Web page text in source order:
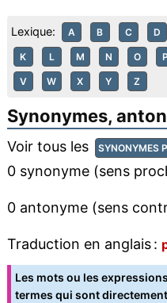
Lexique: A B C D
K L M N O
V W X Y Z
Synonymes,
Voir tous les SYNONYMES
0 synonyme (sens
0 antonyme (sens
Traduction en anglais :
Les mots ou les
termes qui sont